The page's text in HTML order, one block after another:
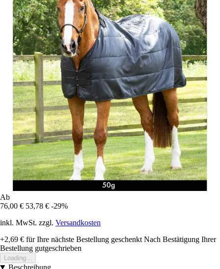
Ab
76,00 € 53,78 € -29%
inkl. MwSt. zzgl. Versandkosten
+2,69 € für Ihre nächste Bestellung geschenkt Nach Bestätigung Ihrer
Bestellung gutgeschrieben
Loading...
Beschreibung